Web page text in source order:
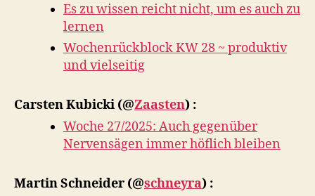
Es zu wissen reicht nicht, um es auch zu
lernen
Wochenrückblock KW 28 ~ produktiv
und vielseitig
Carsten Kubicki (@Zaasten) :
Woche 27/2025: Auch gegenüber
Nervensägen immer höflich bleiben
Martin Schneider (@schneyra) :